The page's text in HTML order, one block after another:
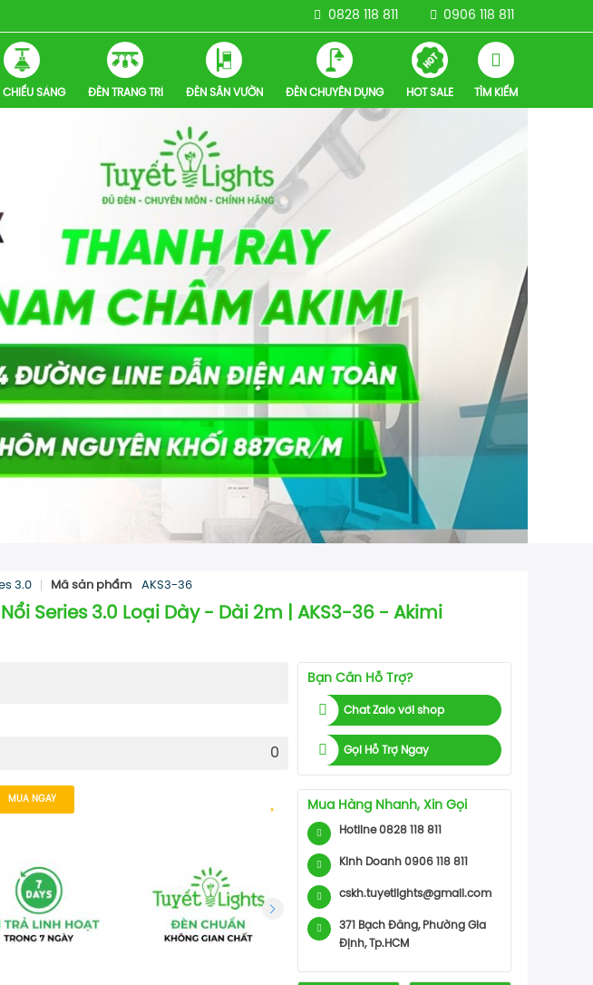
0828 118 811 0906 118 811
SÁNG ĐÈN TRANG TRÍ ĐÈN SÂN VƯỜN ĐÈN CHUYÊN DỤNG HOT SALE TÌM KIẾM
3.0 Mã sản phẩm AKS3-36
Series 3.0 Loại Dày - Dài 2m | AKS3-36 - Akimi
0
MUA NGAY
Bạn Cần Hỗ Trợ?
Chat Zalo với shop
Gọi Hỗ Trợ Ngay
Mua Hàng Nhanh, Xin Gọi
Hotline 0828 118 811
Kinh Doanh 0906 118 811
cskh.tuyetlights@gmail.com
371 Bạch Đằng, Phường Gia
Định, Tp.HCM